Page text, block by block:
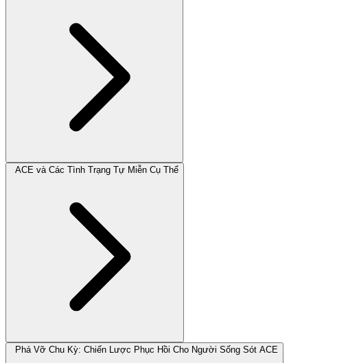
ACE và Các Tình Trạng Tự Miễn Cụ Thể
Phá Vỡ Chu Kỳ: Chiến Lược Phục Hồi Cho Người Sống Sót ACE